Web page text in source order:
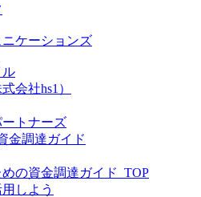
ケーションズ
ル
会社hs1）
トナーズ
金調達ガイド
の資金調達ガイド_TOP
しよう